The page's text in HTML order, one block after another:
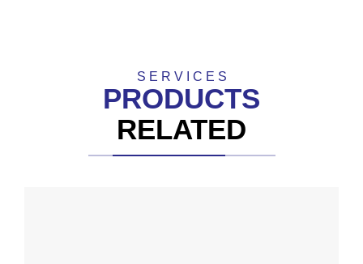
S E R V I C E S
PRODUCTS
RELATED